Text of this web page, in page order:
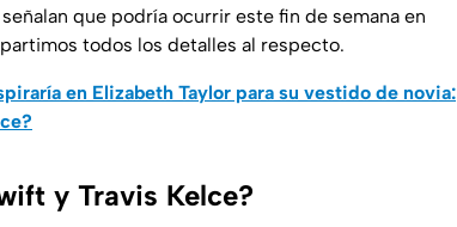
señalan que podría ocurrir este fin de semana en
todos los detalles al respecto.
en Elizabeth Taylor para su vestido de novia:
y Travis Kelce?